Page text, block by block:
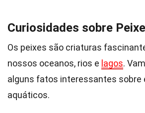
Curiosidades sobre
Os peixes são criaturas
nossos oceanos, rios e lagos.
alguns fatos interessantes sobre
aquáticos.